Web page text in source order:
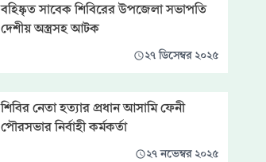
বহিষ্কৃত সাবেক শিবিরের উপজেলা সভাপতি
দেশীয় অস্ত্রসহ আটক
২৭ ডিসেম্বর ২০২৫
শিবির নেতা হত্যার প্রধান আসামি ফেনী
পৌরসভার নির্বাহী কর্মকর্তা
২৭ নভেম্বর ২০২৫